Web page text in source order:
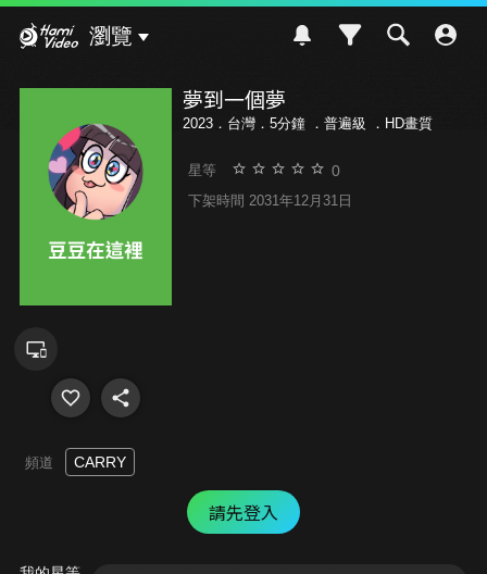
瀏覽
夢到一個夢
2023．台灣．5分鐘 ． 普遍級 ．HD畫質
星等 0
下架時間 2031年12月31日
頻道 CARRY
請先登入